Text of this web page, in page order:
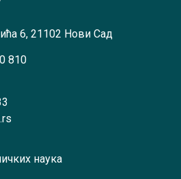
6, 21102 Нови Сад
810
наука